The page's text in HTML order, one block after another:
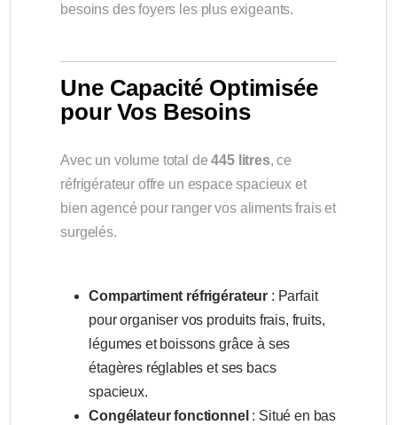
besoins des foyers les plus exigeants.
Une Capacité Optimisée
pour Vos Besoins
Avec un volume total de445 litres, ce
réfrigérateur offre un espace spacieux et
bien agencé pour ranger vos aliments frais et
surgelés.
Compartiment réfrigérateur : Parfait
pour organiser vos produits frais, fruits,
légumes et boissons grâce à ses
étagères réglables et ses bacs
spacieux.
Congélateur fonctionnel : Situé en bas